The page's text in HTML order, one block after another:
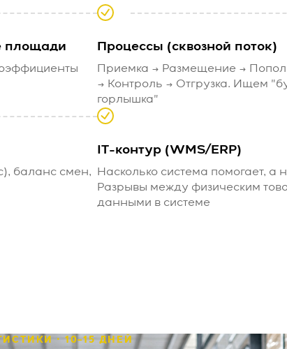
площади Процессы (сквозной поток)
Приемка → Размещение →
→ Контроль → Отгрузка. Ищем
горлышка"
баланс смен,
IT-контур (WMS/ERP)
Насколько система помогает, а
Разрывы между физическим
данными в системе
· 10–15 ДНЕЙ